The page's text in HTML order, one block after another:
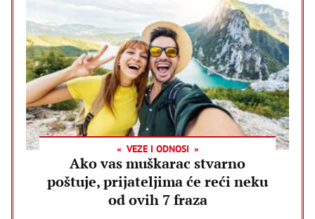
VEZE I ODNOSI
Ako vas muškarac stvarno
poštuje, prijateljima će reći neku
od ovih 7 fraza